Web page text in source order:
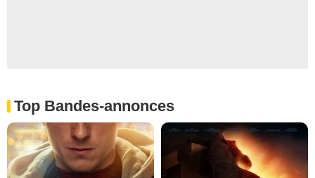
Top Bandes-annonces